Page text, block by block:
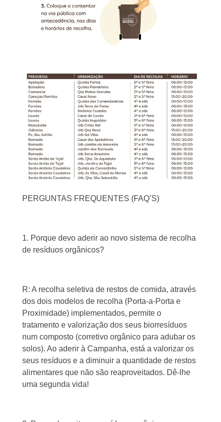
PERGUNTAS FREQUENTES (FAQ’S)
1. Porque devo aderir ao novo sistema de recolha
de resíduos orgânicos?
R: A recolha seletiva de restos de comida, através
dos dois modelos de recolha (Porta-a-Porta e
Proximidade) implementados, permite o
tratamento e valorização dos seus biorresíduos
num composto (corretivo orgânico para adubar os
solos). Ao aderir à Campanha, está a valorizar os
seus resíduos e a diminuir a quantidade de restos
alimentares que não são reaproveitados. Dê-lhe
uma segunda vida!